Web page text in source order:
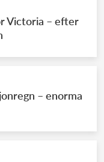
Victoria – efter
– enorma